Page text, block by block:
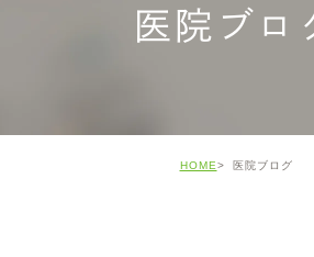
予約から診療までの流れ
親知らず・口腔外科 審美
医院ブロ
HOME 医院ブログ